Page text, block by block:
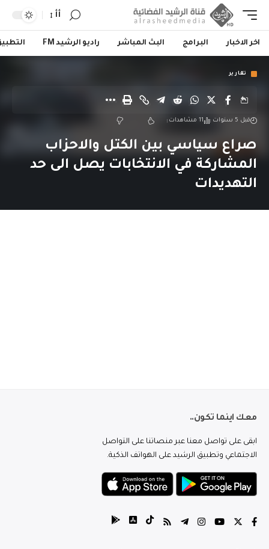
أأ
اخر الاخبار البرامج البث المباشر راديو الرشيد FM
تقارير
قبل 5 سنوات 11 مشاهدات
صراع سياسي بين الكتل والاحزاب
المشاركة في الانتخابات يصل الى حد
التهديدات
معك اينما تكون..
ابقى على تواصل معنا عبر منصاتنا على التواصل
الاجتماعي وتطبيق الرشيد على الهواتف الذكية.